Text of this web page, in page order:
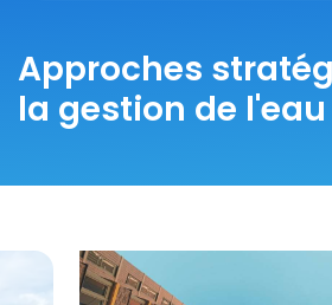
Approches
la gestion de l'eau